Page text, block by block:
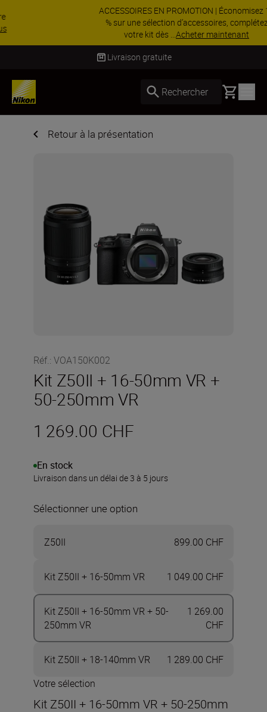
ACCESSOIRES EN PROMOTION | Économisez 15
% sur une sélection d’accessoires, complétez
Acheter maintenant
Rechercher Basket
Retour à la présentation
Réf.: VOA150K002
Kit Z50II + 16-50mm VR +
50-250mm VR
1 269.00 CHF
En stock
Livraison dans un délai de 3 à 5 jours
Sélectionner une option
Z50II 899.00 CHF
Kit Z50II + 16-50mm VR 1 049.00 CHF
Kit Z50II + 16-50mm VR + 50-
250mm VR
1 269.00
CHF
Kit Z50II + 18-140mm VR
1 289.00 CHF
Votre sélection
Kit Z50II + 16-50mm VR + 50-250mm